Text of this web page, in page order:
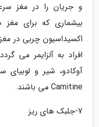
و جریان را در مغز
بیشماری که برای مغز
اکسیداسیون چربی در
افراد به آلزایمر می
Carnitine می باشند.
7-جلبک های ریز